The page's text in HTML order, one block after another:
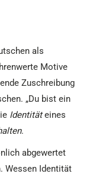
als
Motive
Zuschreibung
„Du bist ein
Identitäteines
.
abgewertet
Wessen Identität